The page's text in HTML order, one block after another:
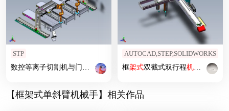
STP
数控等离子切割机与门
架式取料 机械手组合
AUTOCAD,STEP,SOLIDWORKS
框架式双截式双行程机械手 3D模
【框架式单斜臂机械手】相关作品